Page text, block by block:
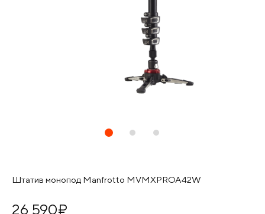
Штатив монопод Manfrotto MVMXPROA42W
26 590¤